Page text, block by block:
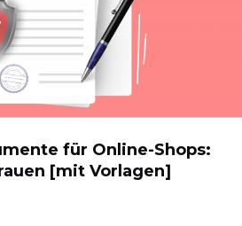
für Online-Shops:
[mit Vorlagen]